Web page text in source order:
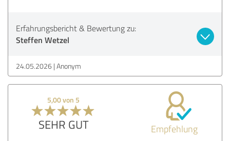
Erfahrungsbericht & Bewertung zu:
Steffen Wetzel
24.05.2026 Anonym
5,00 von 5
SEHR GUT Empfehlung